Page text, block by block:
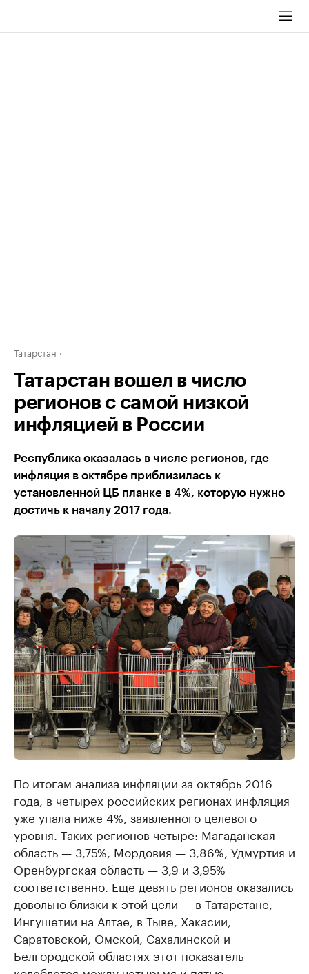
Татарстан
Татарстан вошел в число
регионов с самой низкой
инфляцией в России
Республика оказалась в числе регионов, где
инфляция в октябре приблизилась к
установленной ЦБ планке в 4%, которую нужно
достичь к началу 2017 года.
По итогам анализа инфляции за октябрь 2016
года, в четырех российских регионах инфляция
уже упала ниже 4%, заявленного целевого
уровня. Таких регионов четыре: Магаданская
область — 3,75%, Мордовия — 3,86%, Удмуртия и
Оренбургская область — 3,9 и 3,95%
соответственно. Еще девять регионов оказались
довольно близки к этой цели — в Татарстане,
Ингушетии на Алтае, в Тыве, Хакасии,
Саратовской, Омской, Сахалинской и
Белгородской областях этот показатель